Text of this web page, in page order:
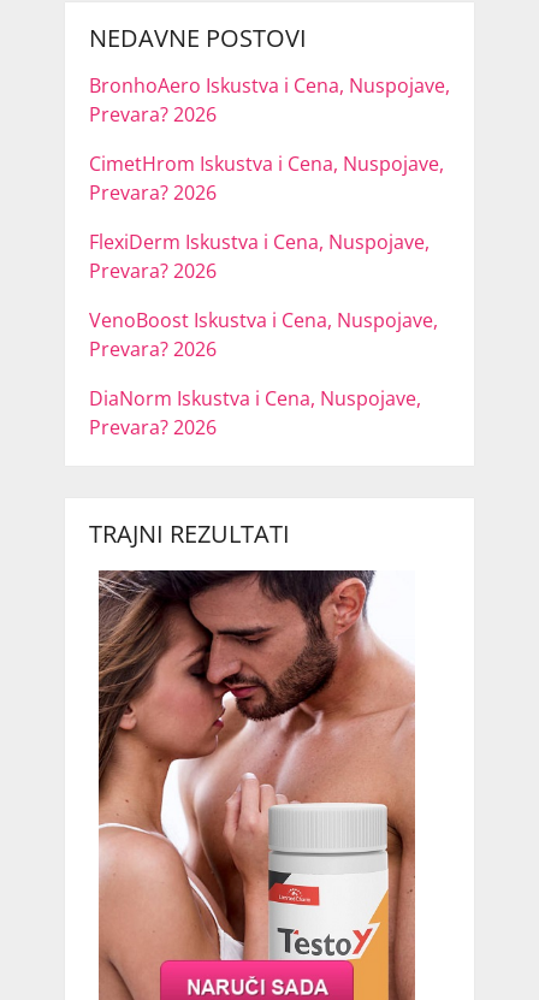
NEDAVNE POSTOVI
BronhoAero Iskustva i Cena, Nuspojave,
Prevara? 2026
CimetHrom Iskustva i Cena, Nuspojave,
Prevara? 2026
FlexiDerm Iskustva i Cena, Nuspojave,
Prevara? 2026
VenoBoost Iskustva i Cena, Nuspojave,
Prevara? 2026
DiaNorm Iskustva i Cena, Nuspojave,
Prevara? 2026
TRAJNI REZULTATI